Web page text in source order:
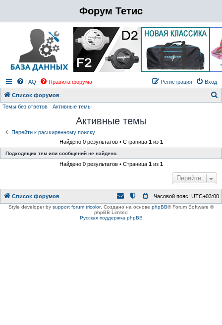
Форум Тетис
FAQ Правила форума Вход
Регистрация
Список форумов
Темы без ответов Активные темы
Активные темы
Перейти к расширенному поиску
Найдено 0 результатов • Страница 1из 1
Подходящих тем или сообщений не найдено.
Найдено 0 результатов • Страница 1из 1
Перейти
Список форумов Часовой пояс: UTC+03:00
Style developer by support forum tricolor, Создано на основе phpBB® Forum Software ©
phpBB Limited
Русская поддержка phpBB